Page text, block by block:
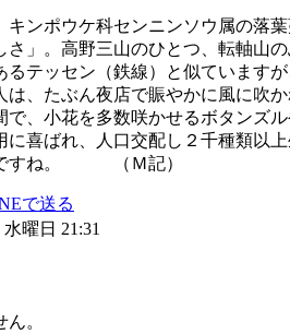
キンポウケ科センニンソウ属の落
」。高野三山のひとつ、転軸山
るテッセン（鉄線）と似ています
は、たぶん夜店で賑やかに風に吹
で、小花を多数咲かせるボタンズ
に喜ばれ、人口交配し２千種類以
ですね。 （Ｍ記）
曜日 21:31
。